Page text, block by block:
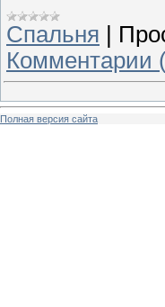
Спальня
Комментарии
Полная версия сайта